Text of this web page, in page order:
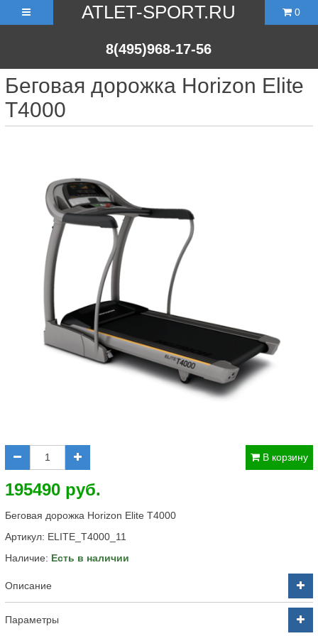
ATLET-SPORT.RU
8(495)968-17-56
0
Беговая дорожка Horizon Elite
T4000
В корзину
195490 руб.
Беговая дорожка Horizon Elite T4000
Артикул: ELITE_T4000_11
Наличие: Есть в наличии
Описание
Параметры